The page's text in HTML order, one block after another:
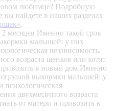
любимце? Подробную
найдете в наших разделах
.
месяцев Именно такой срок
малышей: у них
независимость.
возраста щенков или котят
в новый дом.Именно
выкормки малышей: у
психологическая
двухмесячного возраста
от матери и привозить в